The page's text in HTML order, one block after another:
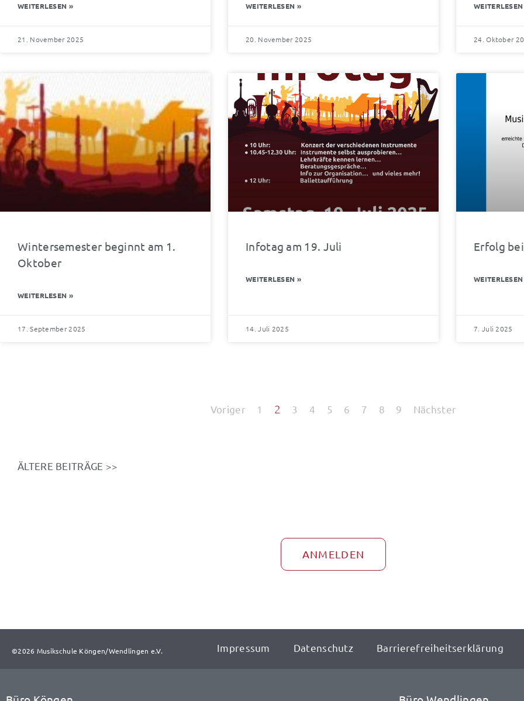
WEITERLESEN »
21. November 2025
WEITERLESEN »
20. November 2025 24. Oktober
Wintersemester beginnt am 1.
Oktober
WEITERLESEN »
17. September 2025
Infotag am 19. Juli
WEITERLESEN »
14. Juli 2025
Erfolg
7. Juli 2025
Voriger 1 2 3 4 5 6 7 8 9 Nächster
ÄLTERE BEITRÄGE >>
ANMELDEN
©2026 Musikschule Köngen/Wendlingen e.V.​​ Impressum Datenschutz Barrierefreiheitserklärung